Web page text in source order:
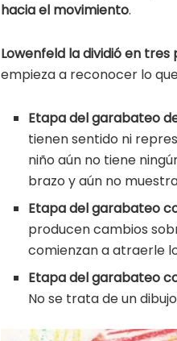
hacia el movimiento.
Lowenfeld la dividió en tres
empieza a reconocer lo
Etapa del garabateo
tienen sentido ni
niño aún no tiene
brazo y aún no
Etapa del garabateo
producen cambios
comienzan a atraerle
Etapa del garabateo
No se trata de un